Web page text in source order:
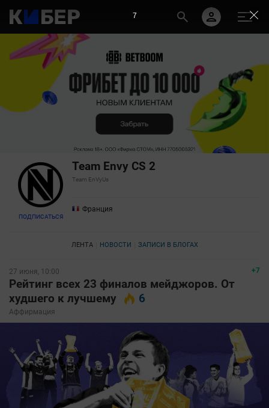
ПОДПИСАТЬСЯ
Team Envy CS 2
Team EnVyUs
Франция
ЛЕНТА НОВОСТИ ЗАПИСИ В БЛОГАХ
+7
27 июня, 10:00
Рейтинг всех 23 финалов мейджоров. От
худшего к лучшему
6
Аффирмация
6